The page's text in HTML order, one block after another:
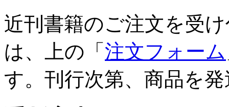
近刊書籍のご注文を受
は、上の「 注文フォーム
す。刊行次第、商品を